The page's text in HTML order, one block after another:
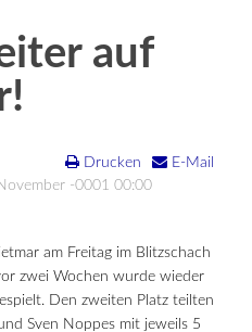
auf
Drucken
E-Mail
-0001 00:00
am Freitag im Blitzschach
zwei Wochen wurde wieder
Den zweiten Platz teilten
Sven Noppes mit jeweils 5